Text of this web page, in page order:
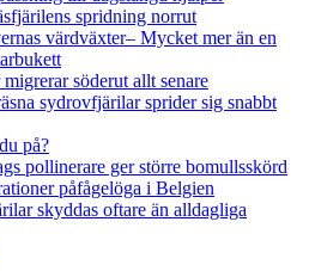
spridning norrut
värdväxter– Mycket mer än en
söderut allt senare
sydrovfjärilar sprider sig snabbt
på?
pollinerare ger större bomullsskörd
påfågelöga i Belgien
skyddas oftare än alldagliga